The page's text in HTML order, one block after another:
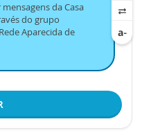
da Casa
do grupo
Aparecida de